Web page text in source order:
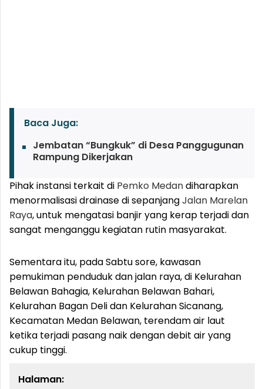
Baca Juga:
Jembatan “Bungkuk” di Desa Panggugunan
Rampung Dikerjakan
Pihak instansi terkait di Pemko Medandiharapkan
menormalisasi drainase di sepanjangJalan Marelan
Raya, untuk mengatasi banjir yang kerap terjadi dan
sangat menganggu kegiatan rutin masyarakat.
Sementara itu, pada Sabtu sore, kawasan
pemukiman penduduk dan jalan raya, di Kelurahan
Belawan Bahagia, Kelurahan Belawan Bahari,
Kelurahan Bagan Deli dan Kelurahan Sicanang,
Kecamatan Medan Belawan, terendam air laut
ketika terjadi pasang naik dengan debit air yang
cukup tinggi.
Halaman: